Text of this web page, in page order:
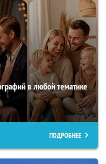
в любой тематике
ПОДРОБНЕЕ